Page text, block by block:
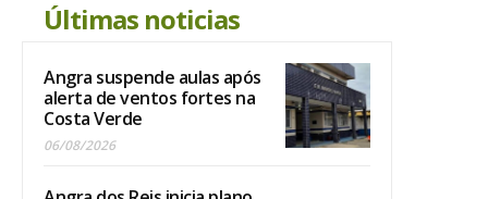
Últimas noticias
Angra suspende aulas após
alerta de ventos fortes na
Costa Verde
06/08/2026